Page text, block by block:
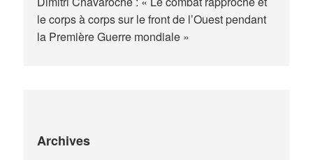
le corps à corps sur le front de l’Ouest pendant
la Première Guerre mondiale »
Archives